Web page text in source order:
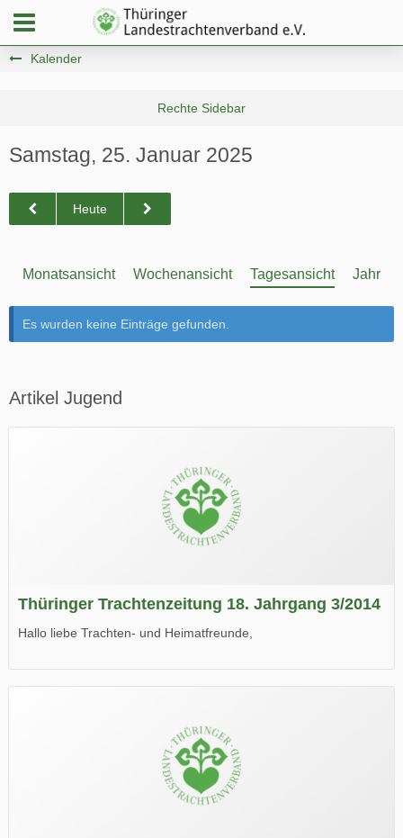
Kalender
Samstag, 25. Januar 2025
Heute
Monatsansicht Wochenansicht Tagesansicht
Es wurden keine Einträge gefunden.
Artikel Jugend
Thüringer Trachtenzeitung 18. Jahrgang 3/2014
Hallo liebe Trachten- und Heimatfreunde,
Wir wünschen Euch viel Spaß beim Lesen.